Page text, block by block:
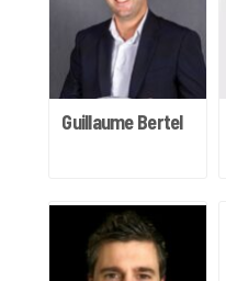
Guillaume Bertel